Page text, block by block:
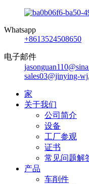
Whatsapp
+8613524508650
电子邮件
sales03@jinying-
家
关于我们
公司简介
设备
工厂参观
证书
常见问题解
产品
车削件